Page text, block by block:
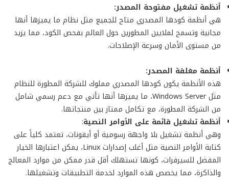
أنظمة تشغيل مفتوحة المصدر:
هي أنظمة كودها المصدري متاح للجميع مثل نظام ما يميزها أنها
مجانية وتسمح لملايين المطورين حول العالم بفحص الكود، مما يزيد
من مستوى الأمان وسرعة الإصلاحات.
أنظمة مغلقة المصدر:
هذه الأنظمة يكون كودها المصدري مملوك للشركة المطورة للنظام
مثل Windows Server، ما يميزها أنها تأتي مع دعم رسمي شامل
من الشركة المطورة، مع تكامل ممتاز بين منتجاتها.
أنظمة تشغيل قائمة على الأوامر النصية:
وهي أنظمة تشغيل بلا واجهة رسومية أو أيقونات، تعتمد كلياً على
كتابة الأوامر النصية مثل أغلب إصدارات Linux، يمكن اعتبارها الخيار
المفضل للسيرفرات، كونها تستهلك أقل قدر ممكن من موارد المعالج
والذاكرة، مما يخصص هذه الموارد لخدمة التطبيقات وتشغيلها.